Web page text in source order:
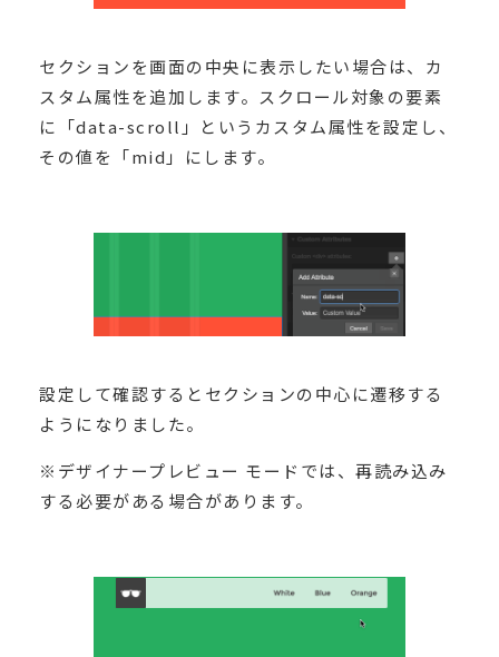
セクションを画面の中央に表示したい場合は、カ
スタム属性を追加します。スクロール対象の要素
に「data-scroll」というカスタム属性を設定し、
その値を「mid」にします。
設定して確認するとセクションの中心に遷移する
ようになりました。
※デザイナープレビュー モードでは、再読み込み
する必要がある場合があります。